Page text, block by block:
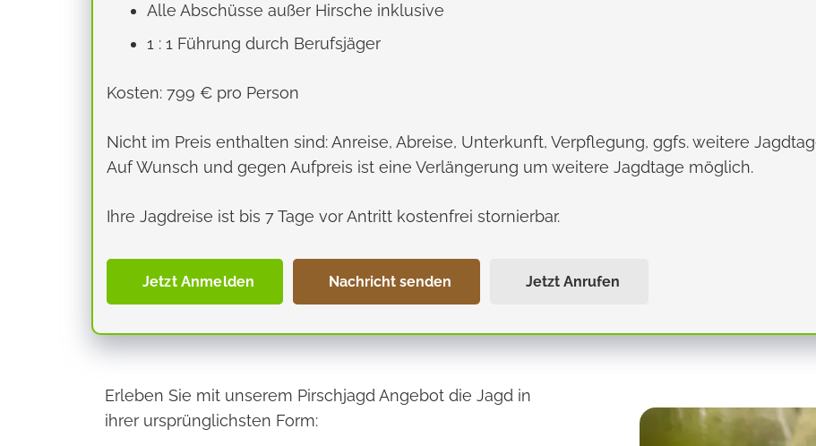
Alle Abschüsse außer Hirsche inklusive
1 : 1 Führung durch Berufsjäger
Kosten: 799 € pro Person
Nicht im Preis enthalten sind: Anreise, Abreise, Unterkunft, Verpflegung, ggfs. weitere
Auf Wunsch und gegen Aufpreis ist eine Verlängerung um weitere Jagdtage möglich.
Ihre Jagdreise ist bis 7 Tage vor Antritt kostenfrei stornierbar.
Jetzt Anmelden Nachricht senden Jetzt Anrufen
Erleben Sie mit unserem Pirschjagd Angebot die Jagd in
ihrer ursprünglichsten Form: